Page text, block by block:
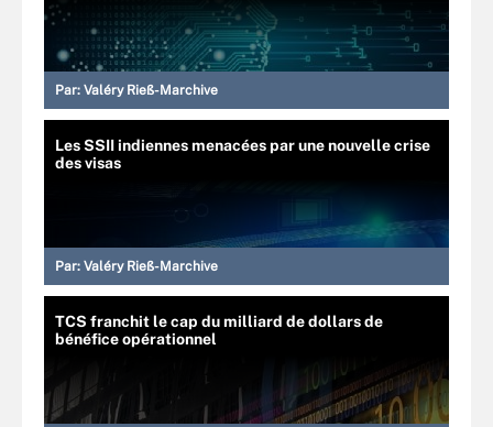
Par: Valéry Rieß-Marchive
Les SSII indiennes menacées par une nouvelle crise
des visas
Par: Valéry Rieß-Marchive
TCS franchit le cap du milliard de dollars de
bénéfice opérationnel